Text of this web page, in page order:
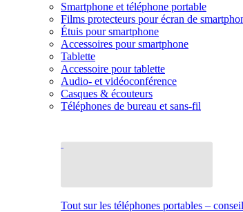
Smartphone et téléphone portable
Films protecteurs pour écran de
Étuis pour smartphone
Accessoires pour smartphone
Tablette
Accessoire pour tablette
Audio- et vidéoconférence
Casques & écouteurs
Téléphones de bureau et sans-fil
Tout sur les téléphones portables –